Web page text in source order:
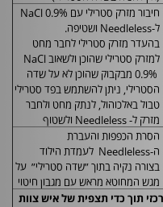
חיבור מזרק סטרילי עםNaCl 0.9%
ל-Needlelessושטיפה.
בהעדר מזרק סטרילי לחבר מחט
למזרק סטרילי שהוכן ולשאובNaCl
0.9%מבקבוק שהוכן לא על שדה
הסטרילי, ניתן להשתמש בפד סטרילי
טבול באלכוהול, לנתק מחט ולחבר
מזרק ל-Needlelessולשטוף
הסרת הכפפות והעברת
ה-Needleless לעמדת הילוד
בצורה נקיה בתוך ״שדה סטרילי״ על
מגש המחוטא מראש עם מגבון חיטוי
תוך כדי תצפית של איש צוות